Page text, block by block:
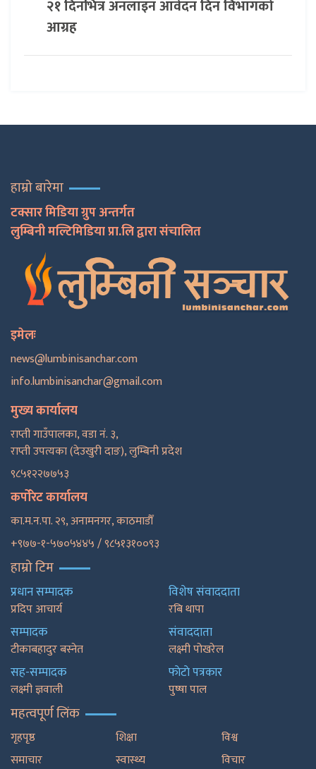
२१ दिनभित्र अनलाइन आवेदन दिन विभागको
आग्रह
हाम्रो बारेमा
टक्सार मिडिया ग्रुप अन्तर्गत
लुम्बिनी मल्टिमिडिया प्रा.लि द्वारा संचालित
इमेलः
news@lumbinisanchar.com
info.lumbinisanchar@gmail.com
मुख्य कार्यालय
राप्ती गाउँपालका, वडा नं. ३,
राप्ती उपत्यका (देउखुरी दाङ), लुम्बिनी प्रदेश
९८५१२२७७५३
कर्पोरेट कार्यालय
का.म.न.पा. २९, अनामनगर, काठमाडाैँ
+९७७-१-५७०५४४५ / ९८५१३१००९३
हाम्रो टिम
प्रधान सम्पादक
प्रदिप आचार्य
सम्पादक
टीकाबहादुर बस्नेत
सह-सम्पादक
लक्ष्मी ज्ञवाली
विशेष संवाददाता
रबि थापा
संवाददाता
लक्ष्मी पोखरेल
फाेटाे पत्रकार
पुष्षा पाल
महत्वपूर्ण लिंक
गृहपृष्ठ
समाचार
शिक्षा
स्वास्थ्य
विश्व
विचार